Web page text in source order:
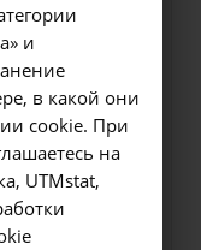
и
в какой они
cookie. При
на
UTMstat,